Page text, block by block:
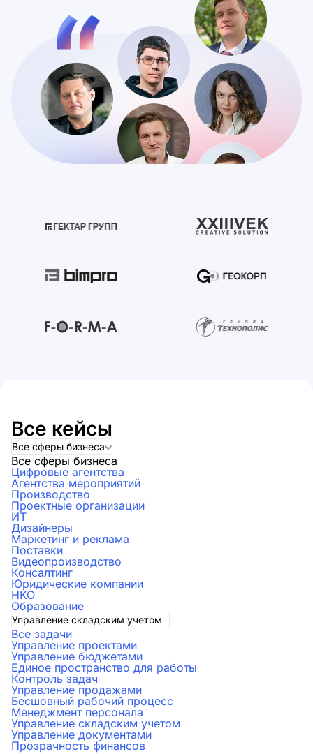
Все кейсы
Все сферы бизнеса
Все сферы бизнеса
Цифровые агентства
Агентства мероприятий
Производство
Проектные организации
ИТ
Дизайнеры
Маркетинг и реклама
Поставки
Видеопроизводство
Консалтинг
Юридические компании
НКО
Образование
Управление складским учетом
Все задачи
Управление проектами
Управление бюджетами
Единое пространство для работы
Контроль задач
Управление продажами
Бесшовный рабочий процесс
Менеджмент персонала
Управление складским учетом
Управление документами
Прозрачность финансов